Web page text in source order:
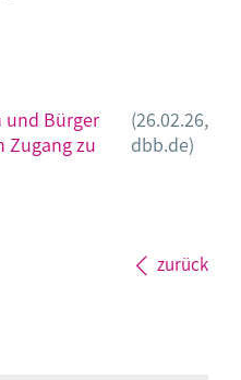
und Bürger
Zugang zu
(26.02.26,
dbb.de)
zurück